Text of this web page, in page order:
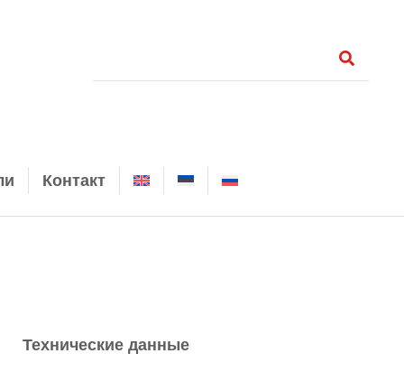
Контакт
Технические данные